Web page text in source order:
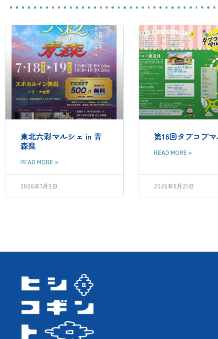
東北六彩マルシェ in 青
森県
READ MORE »
2026年7月9日
第16回タプコプ
READ MORE »
2026年5月21日